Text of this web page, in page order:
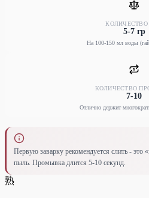
КОЛИЧЕСТВО
5-7 гр
На 100-150 мл воды
КОЛИЧЕСТВО
7-10
Отлично держит
Первую заварку рекомендуется слить - это
пыль. Промывка длится 5-10 секунд.
熟